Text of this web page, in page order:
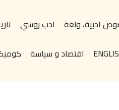
ادبية، ولغة ادب روسي
اقتصاد و سياسة